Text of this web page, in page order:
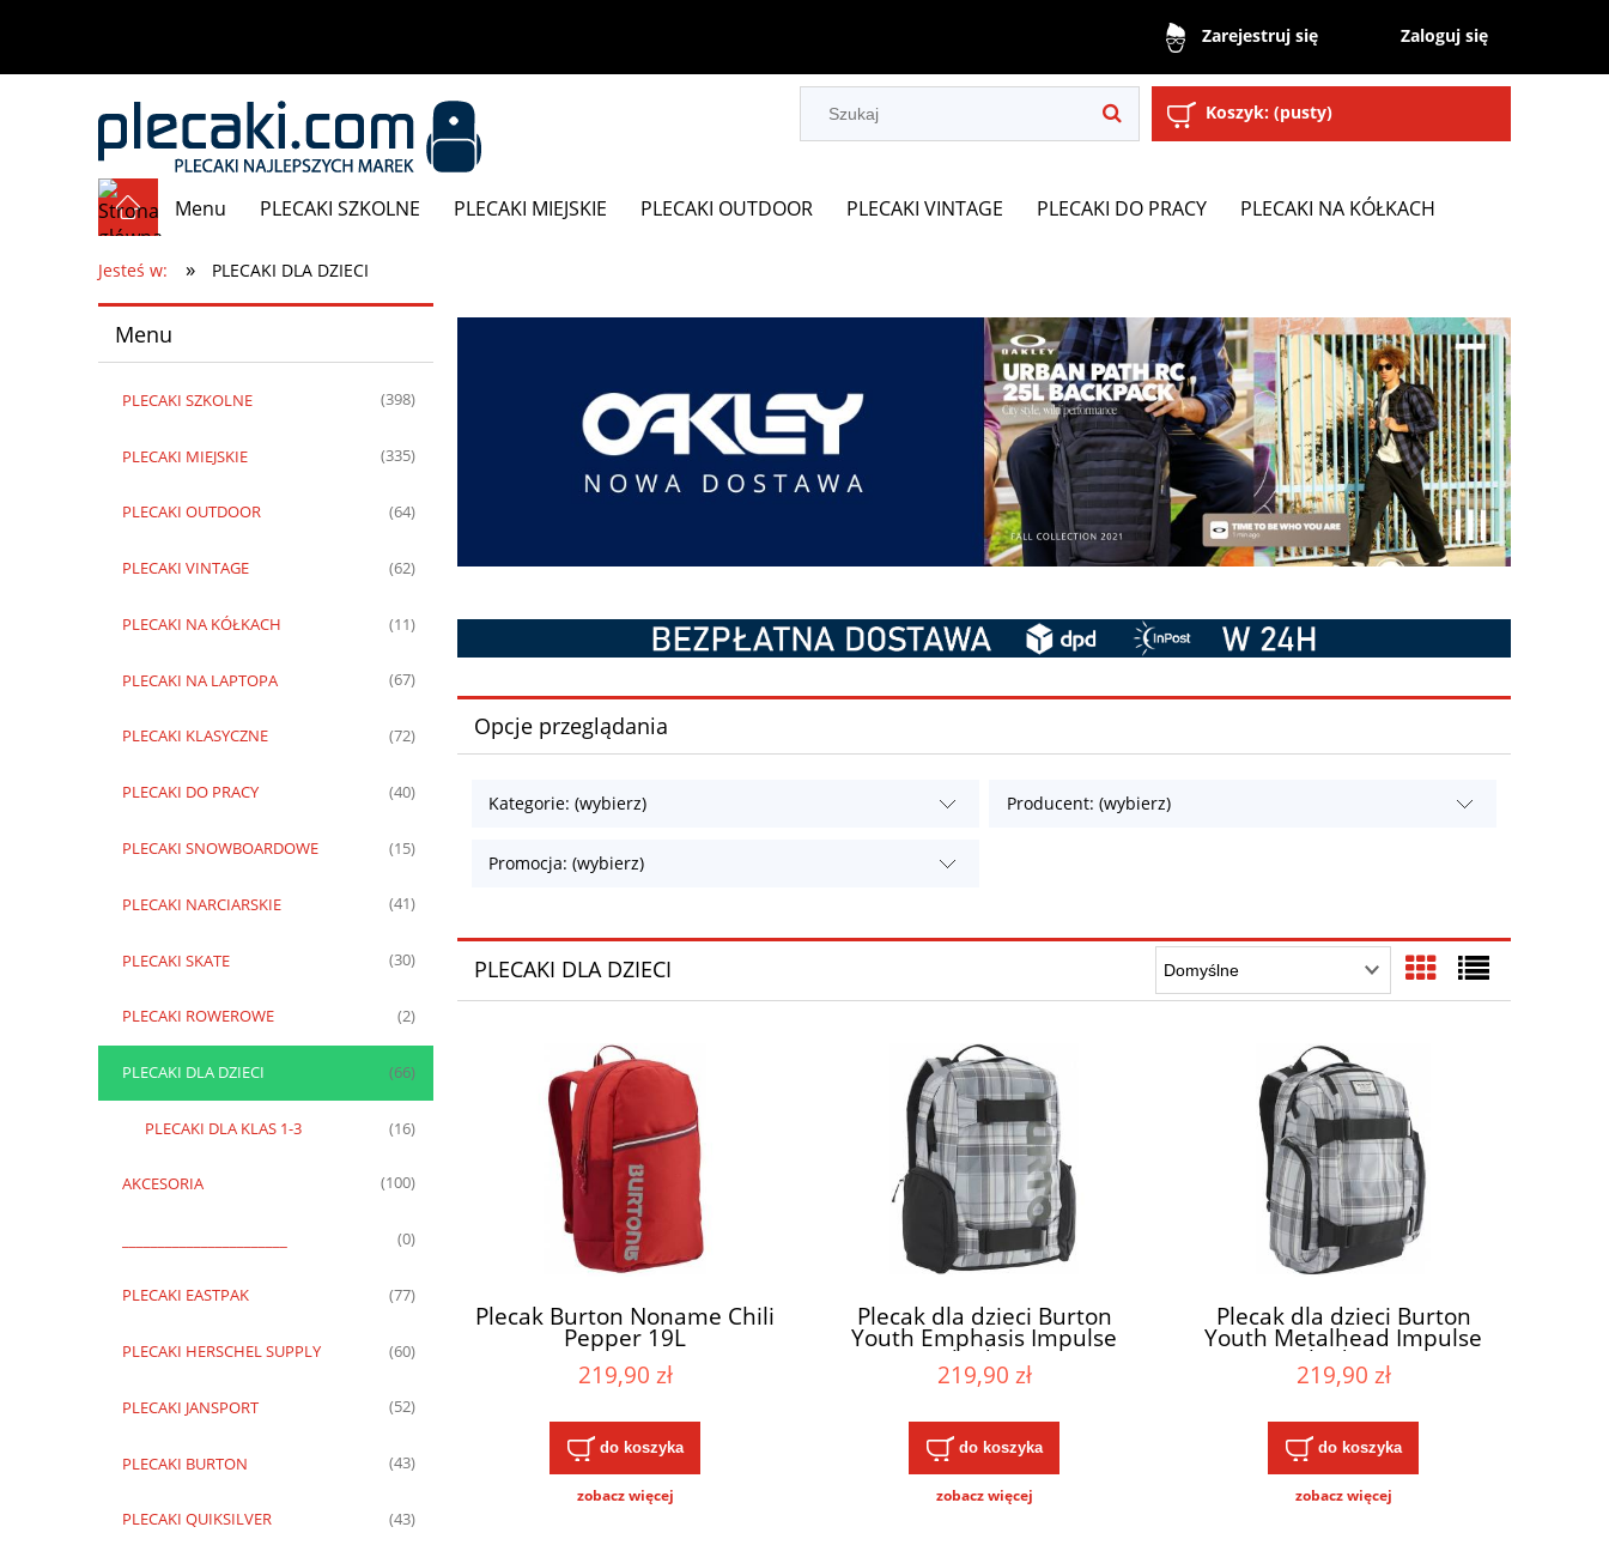
Zarejestruj się Zaloguj się
Koszyk: (pusty)
Menu PLECAKI SZKOLNE PLECAKI MIEJSKIE PLECAKI OUTDOOR PLECAKI VINTAGE PLECAKI DO PRACY PLECAKI NA KÓŁKACH
Promocje
Jesteś w: » PLECAKI DLA DZIECI
Menu
PLECAKI SZKOLNE (398)
PLECAKI MIEJSKIE (335)
PLECAKI OUTDOOR (64)
PLECAKI VINTAGE (62)
PLECAKI NA KÓŁKACH (11)
PLECAKI NA LAPTOPA (67)
PLECAKI KLASYCZNE (72)
PLECAKI DO PRACY (40)
PLECAKI SNOWBOARDOWE (15)
PLECAKI NARCIARSKIE (41)
PLECAKI SKATE (30)
PLECAKI ROWEROWE (2)
PLECAKI DLA DZIECI (66)
PLECAKI DLA KLAS 1-3 (16)
AKCESORIA (100)
(0)
PLECAKI EASTPAK (77)
PLECAKI HERSCHEL SUPPLY (60)
PLECAKI JANSPORT (52)
PLECAKI BURTON (43)
PLECAKI QUIKSILVER (43)
Opcje przeglądania
Kategorie: (wybierz) Producent: (wybierz)
Promocja: (wybierz)
PLECAKI DLA DZIECI
Plecak Burton Noname Chili
Pepper 19L
219,90 zł
do koszyka
zobacz więcej
Plecak dla dzieci Burton
Youth Emphasis Impulse
Plaid17L
219,90 zł
do koszyka
zobacz więcej
Plecak dla dzieci Burton
Youth Metalhead Impulse
Plaid 18L
219,90 zł
do koszyka
zobacz więcej